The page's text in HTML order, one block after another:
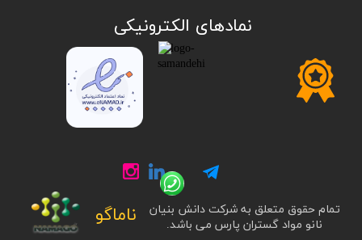
تمام حقوق متعلق به شرکت دانش بنیان
نانو مواد گستران پارس می باشد.
ناماگو
​نمادهای الکترونیکی